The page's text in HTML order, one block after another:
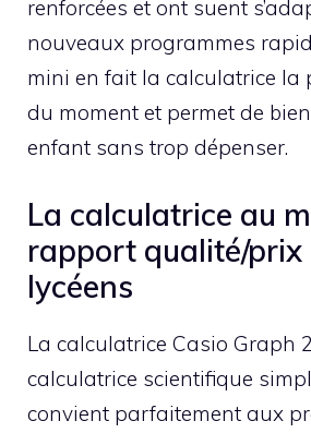
renforcées et ont suent
nouveaux programmes
mini en fait la calculatrice la
du moment et permet de
enfant sans trop dépenser.
La calculatrice au
rapport qualité/prix
lycéens
La calculatrice Casio Graph
calculatrice scientifique
convient parfaitement aux